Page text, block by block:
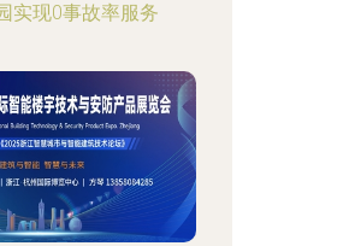
实现0事故率服务